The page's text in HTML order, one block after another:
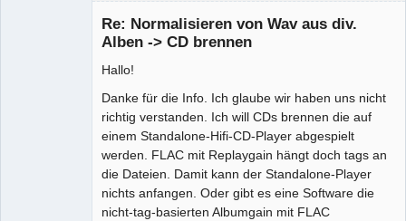
Re: Normalisieren von Wav aus div.
Alben -> CD brennen
Hallo!
Danke für die Info. Ich glaube wir haben uns nicht
richtig verstanden. Ich will CDs brennen die auf
einem Standalone-Hifi-CD-Player abgespielt
werden. FLAC mit Replaygain hängt doch tags an
die Dateien. Damit kann der Standalone-Player
nichts anfangen. Oder gibt es eine Software die
nicht-tag-basierten Albumgain mit FLAC